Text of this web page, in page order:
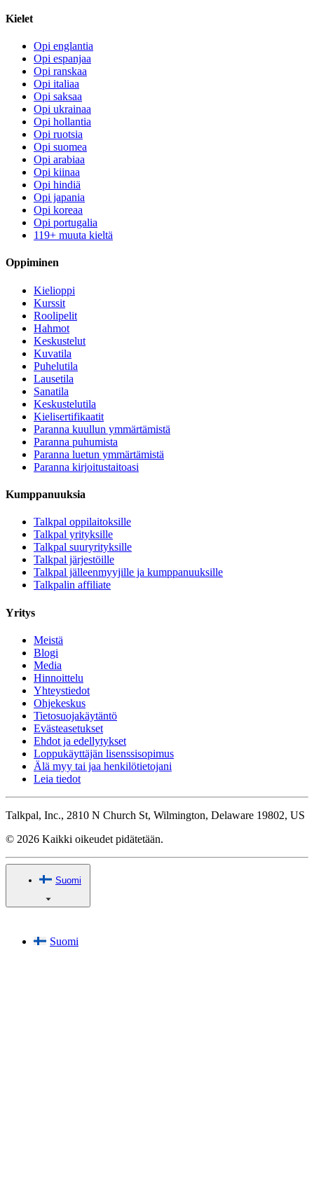
Kielet
Opi englantia
Opi espanjaa
Opi ranskaa
Opi italiaa
Opi saksaa
Opi ukrainaa
Opi hollantia
Opi ruotsia
Opi suomea
Opi arabiaa
Opi kiinaa
Opi hindiä
Opi japania
Opi koreaa
Opi portugalia
119+ muuta kieltä
Oppiminen
Kielioppi
Kurssit
Roolipelit
Hahmot
Keskustelut
Kuvatila
Puhelutila
Lausetila
Sanatila
Keskustelutila
Kielisertifikaatit
Paranna kuullun ymmärtämistä
Paranna puhumista
Paranna luetun ymmärtämistä
Paranna kirjoitustaitoasi
Kumppanuuksia
Talkpal oppilaitoksille
Talkpal yrityksille
Talkpal suuryrityksille
Talkpal järjestöille
Talkpal jälleenmyyjille ja kumppanuuksille
Talkpalin affiliate
Yritys
Meistä
Blogi
Media
Hinnoittelu
Yhteystiedot
Ohjekeskus
Tietosuojakäytäntö
Evästeasetukset
Ehdot ja edellytykset
Loppukäyttäjän lisenssisopimus
Älä myy tai jaa henkilötietojani
Leia tiedot
Talkpal, Inc., 2810 N Church St, Wilmington, Delaware 19802, US
© 2026 Kaikki oikeudet pidätetään.
Suomi
Suomi